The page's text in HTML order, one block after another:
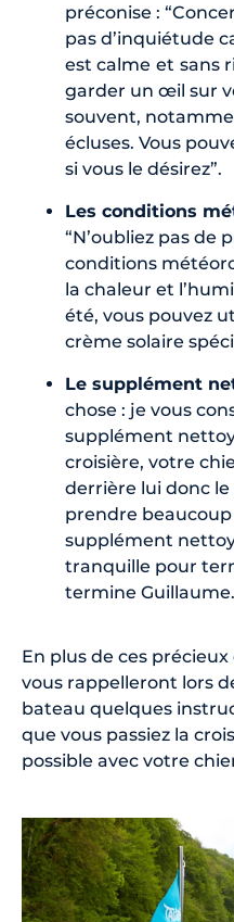
préconise :
pas d’inquiétude
est calme et sans
garder un œil sur
souvent,
écluses. Vous
si vous le désirez”.
Les conditions
“N’oubliez pas de
conditions
la chaleur et
été, vous pouvez
crème solaire
Le supplément
chose : je vous
supplément
croisière, votre
derrière lui donc
prendre
supplément
tranquille pour
termine Guillaume.
En plus de ces
vous rappelleront lors
bateau quelques
que vous passiez la
possible avec votre